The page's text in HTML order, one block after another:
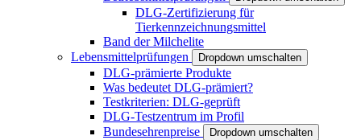
DLG-Zertifizierung für
Tierkennzeichnungsmittel
Band der Milchelite
Lebensmittelprüfungen
Dropdown umschalten
DLG-prämierte Produkte
Was bedeutet DLG-prämiert?
Testkriterien: DLG-geprüft
DLG-Testzentrum im Profil
Bundesehrenpreise
Dropdown umschalten